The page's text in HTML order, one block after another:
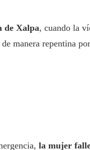
de Xalpa, cuando la
manera repentina
la mujer